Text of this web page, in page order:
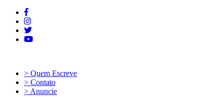
> Quem Escreve
> Contato
> Anuncie